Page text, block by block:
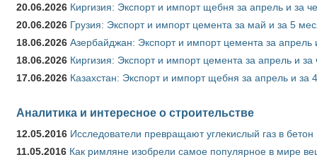
20.06.2026 Киргизия: Экспорт и импорт щебня за апрель и за
20.06.2026 Грузия: Экспорт и импорт цемента за май и за 5
18.06.2026 Азербайджан: Экспорт и импорт цемента за
18.06.2026 Киргизия: Экспорт и импорт цемента за апрель и
17.06.2026 Казахстан: Экспорт и импорт щебня за апрель и за
Аналитика и интересное о строительстве
12.05.2016 Исследователи превращают углекислый газ в бетон
11.05.2016 Как римляне изобрели самое популярное в мире